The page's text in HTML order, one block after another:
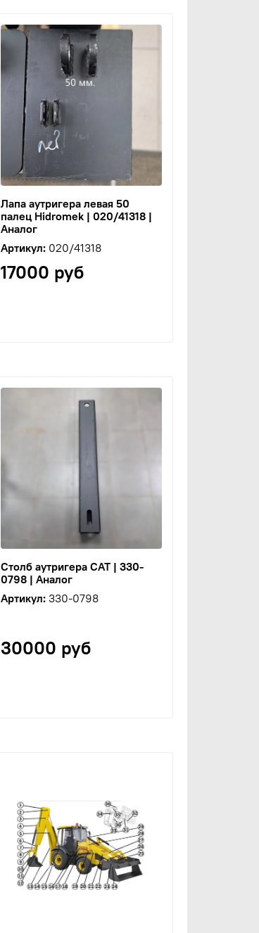
Лапа аутригера левая 50
палец Hidromek | 020/41318 |
Аналог
Артикул:020/41318
17000 руб
Столб аутригера CAT | 330-
0798 | Аналог
Артикул:330-0798
30000 руб